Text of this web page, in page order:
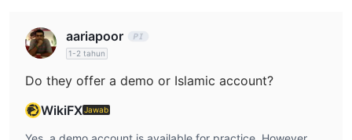
aariapoor
1-2 tahun
Do they offer a demo or Islamic account?
WikiFXJawab